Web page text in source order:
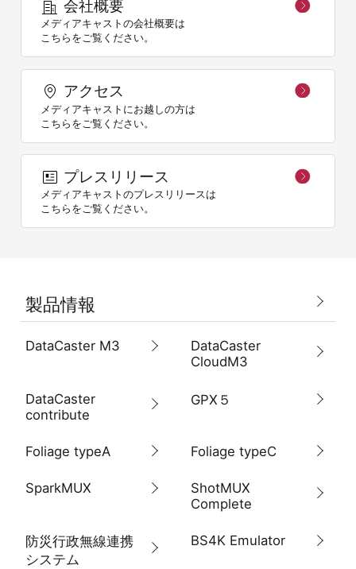
会社概要
メディアキャストの会社概要は
こちらをご覧ください。
アクセス
メディアキャストにお越しの方は
こちらをご覧ください。
プレスリリース
メディアキャストのプレスリリースは
こちらをご覧ください。
製品情報
DataCaster M3
DataCaster
CloudM3
DataCaster
contribute
GPX５
Foliage typeA Foliage typeC
SparkMUX
ShotMUX
Complete
防災行政無線連携
システム
BS4K Emulator